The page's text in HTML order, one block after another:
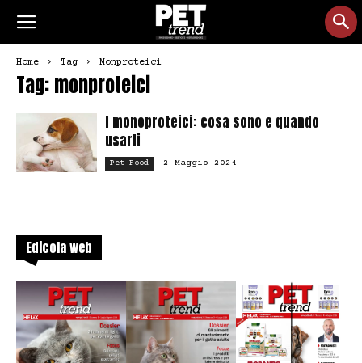
Home Tag Monproteici
Tag: monproteici
I monoproteici: cosa sono e quando
usarli
Pet Food 2 Maggio 2024
Edicola web